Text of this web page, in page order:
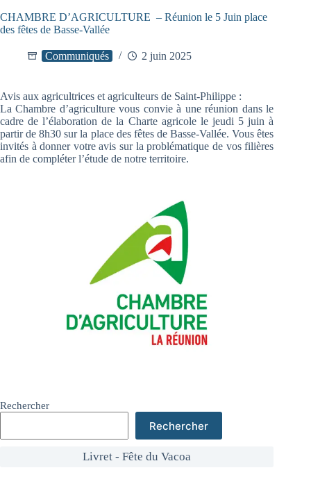
CHAMBRE D’AGRICULTURE – Réunion le 5 Juin place
des fêtes de Basse-Vallée
Communiqués 2 juin 2025
Avis aux agricultrices et agriculteurs de Saint-Philippe :
La Chambre d’agriculture vous convie à une réunion dans le
cadre de l’élaboration de la Charte agricole le jeudi 5 juin à
partir de 8h30 sur la place des fêtes de Basse-Vallée. Vous êtes
invités à donner votre avis sur la problématique de vos filières
afin de compléter l’étude de notre territoire.
Rechercher
Rechercher
Livret - Fête du Vacoa